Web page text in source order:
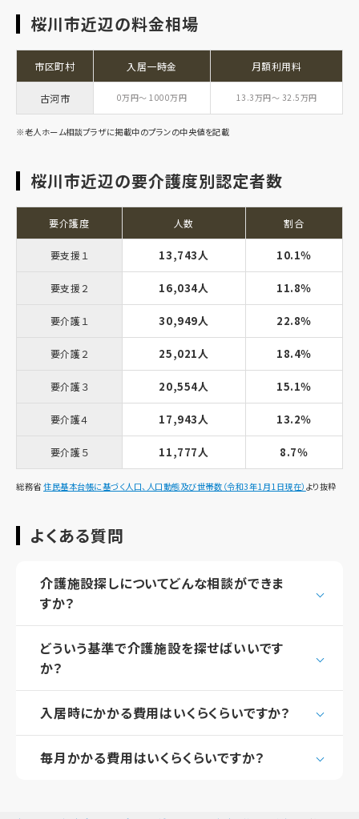
桜川市近辺の料金相場
市区町村 入居一時金 月額利用料
古河市 0万円～ 1000万円 13.3万円～ 32.5万円
※老人ホーム相談プラザに掲載中のプランの中央値を記載
桜川市近辺の要介護度別認定者数
要介護度 人数 割合
要支援１ 13,743人 10.1％
要支援２ 16,034人 11.8％
要介護１ 30,949人 22.8％
要介護２ 25,021人 18.4％
要介護３ 20,554人 15.1％
要介護４ 17,943人 13.2％
要介護５ 11,777人 8.7％
総務省住民基本台帳に基づく人口、人口動態及び世帯数（令和3年1月1日現在） より抜粋
よくある質問
介護施設探しについてどんな相談ができま
すか？
どういう基準で介護施設を探せばいいです
か？
入居時にかかる費用はいくらくらいですか？
毎月かかる費用はいくらくらいですか？